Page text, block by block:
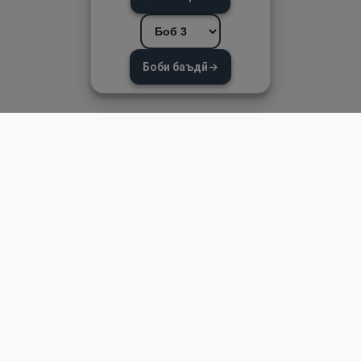
Боби баъдӣ→